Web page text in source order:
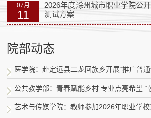
07月
11
2026年度滁州城市职业学院公
测试方案
院部动态